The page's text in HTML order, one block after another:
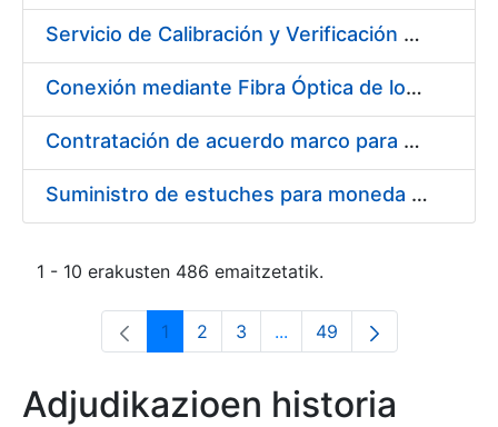
Servicio de Calibración y Verificación Externa de los Equipos de Medición del Servicio de Prevención de la FNMT-RCM
Conexión mediante Fibra Óptica de los Centros de Proceso de Datos (CPDs) de las sedes de la FNMT-RCM de Burgos y Madrid
Contratación de acuerdo marco para el Suministro de Material de Electricidad para la Fábrica Nacional de Moneda y Timbre-Real Casa de la Moneda en su centro de trabajo de Burgos
Suministro de estuches para moneda de 30 €
1 - 10 erakusten 486 emaitzetatik.
Orrialdea
1 Orrialdea
2 Orrialdea
3 ...Intermediate Pages Use
Orrialdea
49
Adjudikazioen historia